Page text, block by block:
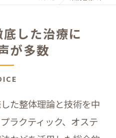
した治療に
が多数
た整体理論と技術を中
ラクティック、オステ